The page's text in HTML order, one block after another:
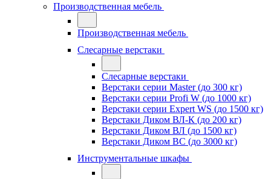
Производственная мебель
Производственная мебель
Слесарные верстаки
Слесарные верстаки
Верстаки серии Master (до 300 кг)
Верстаки серии Profi W (до 1000 кг)
Верстаки серии Expert WS (до 1500 кг)
Верстаки Диком ВЛ-К (до 200 кг)
Верстаки Диком ВЛ (до 1500 кг)
Верстаки Диком ВС (до 3000 кг)
Инструментальные шкафы